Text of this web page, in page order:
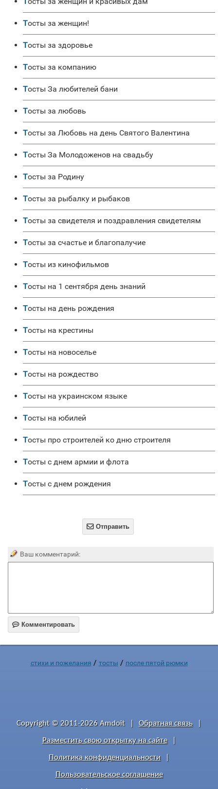
Тосты за женщин!
Тосты за здоровье
Тосты за компанию
Тосты За любителей бани
Тосты за любовь
Тосты за Любовь на день Святого Валентина
Тосты За Молодоженов на свадьбу
Тосты за Родину
Тосты за рыбалку и рыбаков
Тосты за свидетеля и поздравления свидетелям
Тосты за счастье и благопалучие
Тосты из кинофильмов
Тосты на 1 сентября день знаний
Тосты на день рождения
Тосты на крестины
Тосты на новоселье
Тосты на рождество
Тосты на украинском языке
Тосты на юбилей
Тосты про строителей ко дню строителя
Тосты с днем армии и флота
Тосты с днем рождения
 Отправить
Ваш комментарий:
 Комментировать
стихи и пожелания / тосты / после пятой рюмки
Copyright © 2011-2026 Amdoit Обратная связь
Разместить свою открытку на сайте
Политика конфиденциальности
Пользовательское соглашение